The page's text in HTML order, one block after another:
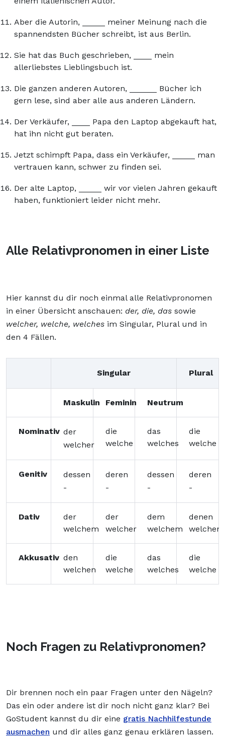
Aber die Autorin, _____ meiner Meinung nach die
spannendsten Bücher schreibt, ist aus Berlin.
Sie hat das Buch geschrieben, ____ mein
allerliebstes Lieblingsbuch ist.
Die ganzen anderen Autoren, ______ Bücher ich
gern lese, sind aber alle aus anderen Ländern.
Der Verkäufer, ____ Papa den Laptop abgekauft hat,
hat ihn nicht gut beraten.
Jetzt schimpft Papa, dass ein Verkäufer, _____ man
vertrauen kann, schwer zu finden sei.
Der alte Laptop, _____ wir vor vielen Jahren gekauft
haben, funktioniert leider nicht mehr.
Alle Relativpronomen in einer Liste
Hier kannst du dir noch einmal alle Relativpronomen
in einer Übersicht anschauen: der, die, das sowie
welcher, welche, welches im Singular, Plural und in
den 4 Fällen.
Singular Plural
Maskulin Feminin Neutrum
Nominativ der
welcher
die
welche
das
welches
die
welche
Genitiv
dessen
-
deren
-
dessen
-
deren
-
Dativ
der
welchem
der
welcher
dem
welchem
denen
welchen
Akkusativ den
welchen
die
welche
das
welches
die
welche
Noch Fragen zu Relativpronomen?
Dir brennen noch ein paar Fragen unter den Nägeln?
Das ein oder andere ist dir noch nicht ganz klar? Bei
GoStudent kannst du dir eine gratis Nachhilfestunde
ausmachen und dir alles ganz genau erklären lassen.